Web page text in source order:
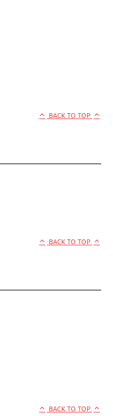
BACK TO TOP
BACK TO TOP
BACK TO TOP